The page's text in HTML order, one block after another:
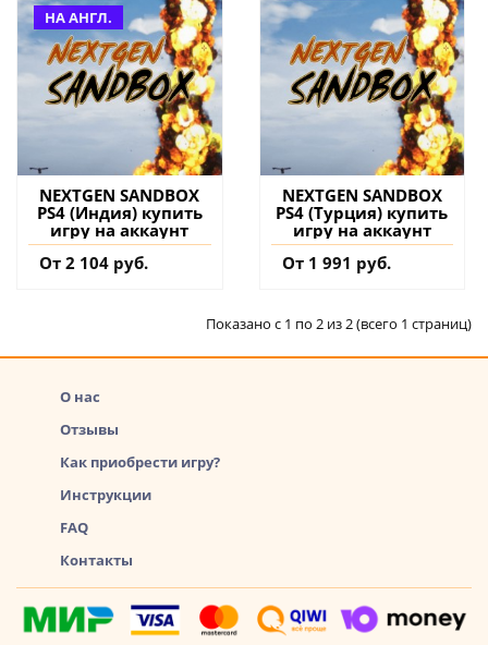
НА АНГЛ.
NEXTGEN SANDBOX
PS4 (Индия) купить
игру на аккаунт
От 2 104 руб.
NEXTGEN SANDBOX
PS4 (Турция) купить
игру на аккаунт
От 1 991 руб.
Показано с 1 по 2 из 2 (всего 1 страниц)
О нас
Отзывы
Как приобрести игру?
Инструкции
FAQ
Контакты